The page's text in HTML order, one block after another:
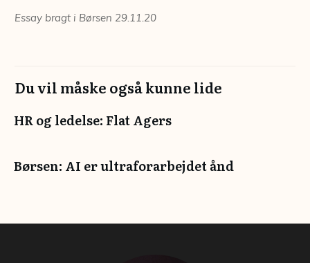
Essay bragt i Børsen 29.11.20
Du vil måske også kunne lide
HR og ledelse: Flat Agers
Børsen: AI er ultraforarbejdet ånd